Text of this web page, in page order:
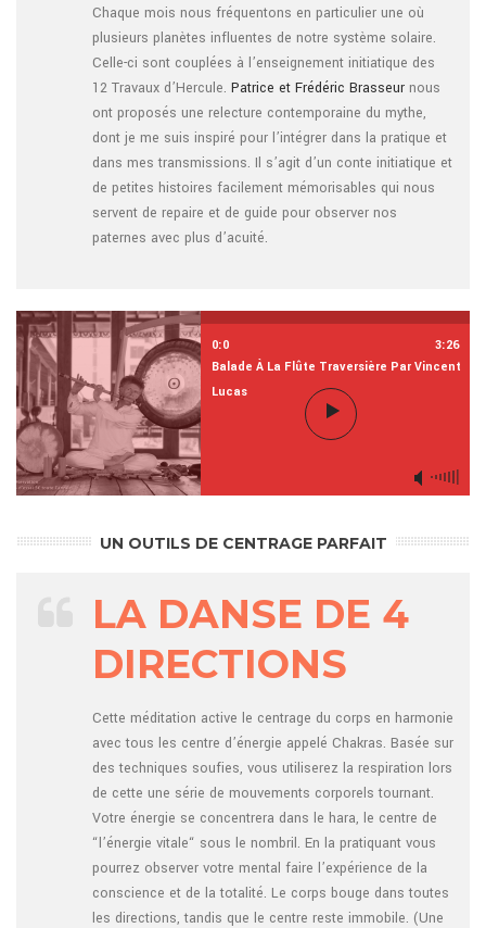
Chaque mois nous fréquentons en particulier une où
plusieurs planètes influentes de notre système solaire.
Celle-ci sont couplées à l’enseignement initiatique des
12 Travaux d’Hercule. Patrice et Frédéric Brasseur nous
ont proposés une relecture contemporaine du mythe,
dont je me suis inspiré pour l’intégrer dans la pratique et
dans mes transmissions. Il s’agit d’un conte initiatique et
de petites histoires facilement mémorisables qui nous
servent de repaire et de guide pour observer nos
paternes avec plus d’acuité.
0:0
3:26
Balade À La Flûte Traversière Par Vincent
Lucas
UN OUTILS DE CENTRAGE PARFAIT
LA DANSE DE 4
DIRECTIONS
Cette méditation active le centrage du corps en harmonie
avec tous les centre d’énergie appelé Chakras. Basée sur
des techniques soufies, vous utiliserez la respiration lors
de cette une série de mouvements corporels tournant.
Votre énergie se concentrera dans le hara, le centre de
“l’énergie vitale“ sous le nombril. En la pratiquant vous
pourrez observer votre mental faire l’expérience de la
conscience et de la totalité. Le corps bouge dans toutes
les directions, tandis que le centre reste immobile. (Une